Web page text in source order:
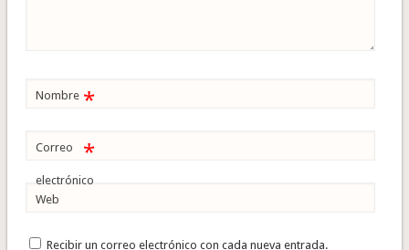
Nombre *
Correo
electrónico
*
Web
Recibir un correo electrónico con cada nueva entrada.